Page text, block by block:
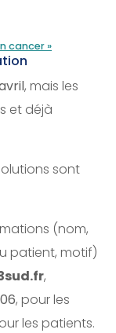
cancer »
, mais les
et déjà
sont
(nom,
patient, motif)
,
, pour les
les patients.